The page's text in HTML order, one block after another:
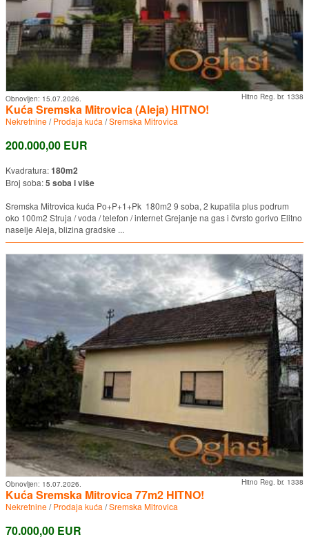
Hitno Reg. br. 1338
Obnovljen: 15.07.2026.
Kuća Sremska Mitrovica (Aleja) HITNO!
Nekretnine/Prodaja kuća /Sremska Mitrovica
200.000,00 EUR
Kvadratura:180m2
Broj soba:5 soba i više
Sremska Mitrovica kuća Po+P+1+Pk 180m2 9 soba, 2 kupatila plus podrum
oko 100m2 Struja / voda / telefon / internet Grejanje na gas i čvrsto gorivo Elitno
naselje Aleja, blizina gradske ...
Hitno Reg. br. 1338
Obnovljen: 15.07.2026.
Kuća Sremska Mitrovica 77m2 HITNO!
Nekretnine/Prodaja kuća /Sremska Mitrovica
70.000,00 EUR